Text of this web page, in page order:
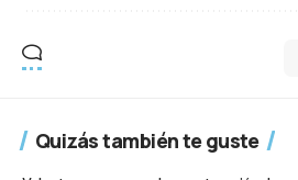
Quizás también te guste